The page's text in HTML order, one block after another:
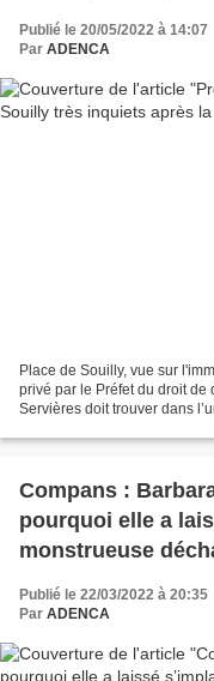
Publié le 20/05/2022 à 14:07
Par ADENCA
Place de Souilly, vue sur
privé par le Préfet du droit
Servières doit trouver dans
Compans :
pourquoi elle a
monstrueuse
Publié le 22/03/2022 à 20:35
Par ADENCA